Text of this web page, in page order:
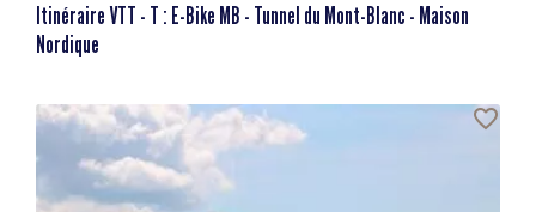
Itinéraire VTT - T : E-Bike MB - Tunnel du Mont-Blanc - Maison
Nordique